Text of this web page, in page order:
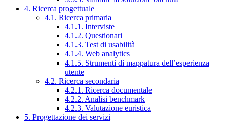
4. Ricerca progettuale
4.1. Ricerca primaria
4.1.1. Interviste
4.1.2. Questionari
4.1.3. Test di usabilità
4.1.4. Web analytics
4.1.5. Strumenti di mappatura dell’esperienza
utente
4.2. Ricerca secondaria
4.2.1. Ricerca documentale
4.2.2. Analisi benchmark
4.2.3. Valutazione euristica
5. Progettazione dei servizi